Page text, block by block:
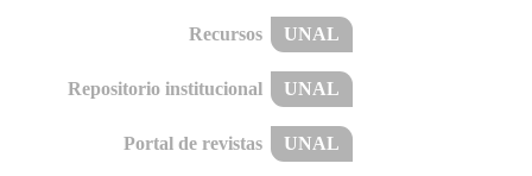
Recursos UNAL
Repositorio institucional UNAL
Portal de revistas UNAL